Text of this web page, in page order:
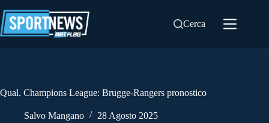
al
contenuto
Cerca
Qual. Champions League: Brugge-Rangers pronostico
Salvo Mangano 28 Agosto 2025